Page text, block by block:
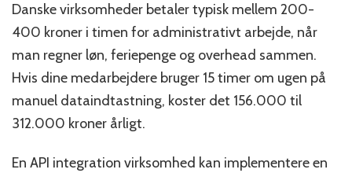
Danske virksomheder betaler typisk mellem 200-
400 kroner i timen for administrativt arbejde, når
man regner løn, feriepenge og overhead sammen.
Hvis dine medarbejdere bruger 15 timer om ugen på
manuel dataindtastning, koster det 156.000 til
312.000 kroner årligt.
En API integration virksomhed kan implementere en